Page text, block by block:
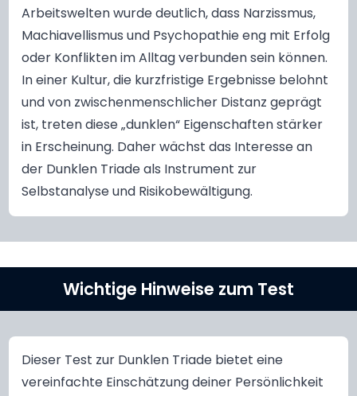
Arbeitswelten wurde deutlich, dass Narzissmus,
Machiavellismus und Psychopathie eng mit Erfolg
oder Konflikten im Alltag verbunden sein können.
In einer Kultur, die kurzfristige Ergebnisse belohnt
und von zwischenmenschlicher Distanz geprägt
ist, treten diese „dunklen“ Eigenschaften stärker
in Erscheinung. Daher wächst das Interesse an
der Dunklen Triade als Instrument zur
Selbstanalyse und Risikobewältigung.
Wichtige Hinweise zum Test
Dieser Test zur Dunklen Triade bietet eine
vereinfachte Einschätzung deiner Persönlichkeit